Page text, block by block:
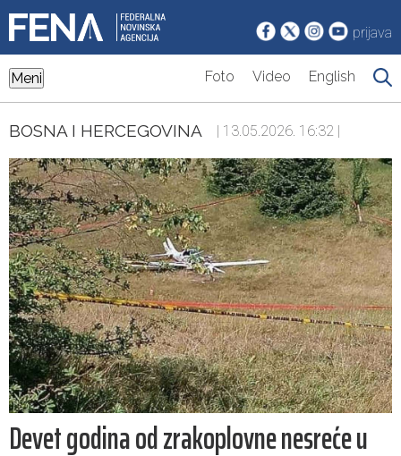
prijava
Meni Foto Video English
BOSNA I HERCEGOVINA | 13.05.2026. 16:32 |
Devet godina od zrakoplovne nesreće u